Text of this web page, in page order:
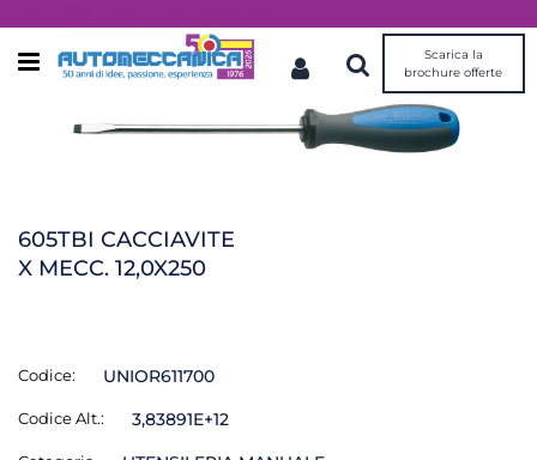
Open menu
Scarica la
brochure offerte
605TBI CACCIAVITE
X MECC. 12,0X250
Codice: UNIOR611700
Codice Alt.: 3,83891E+12